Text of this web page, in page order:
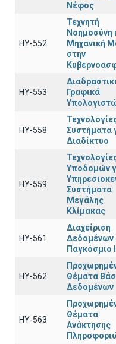
Νέφος
ΗΥ-552
Τεχνητή
Νοημοσύνη
Μηχανική
στην
ΗΥ-553
Γραφικά
ΗΥ-558
Συστήματα
Διαδίκτυο
HY-559
Υποδομών
Συστήματα
Μεγάλης
Κλίμακας
ΗΥ-561
Διαχείριση
Δεδομένων
Παγκόσμιο
HY-562
Θέματα
Δεδομένων
ΗΥ-563
Θέματα
Ανάκτησης